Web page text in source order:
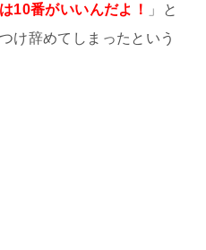
10番がいいんだよ！
」と
け辞めてしまったという